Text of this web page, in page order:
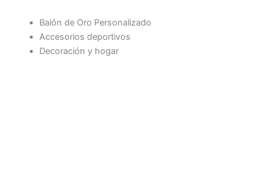
Balón de Oro Personalizado
Accesorios deportivos
Decoración y hogar